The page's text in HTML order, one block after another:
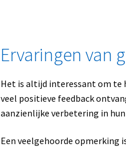
Ervaringen van
Het is altijd interessant om te
veel positieve feedback
aanzienlijke verbetering in
Een veelgehoorde